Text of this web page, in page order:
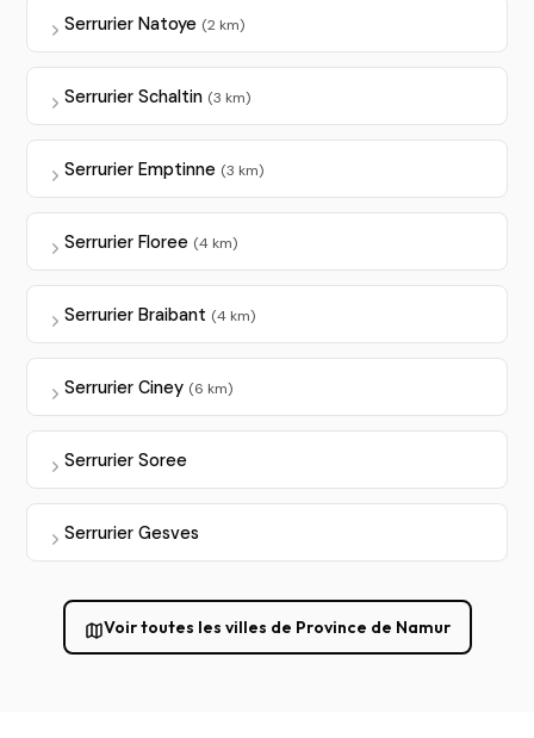
Serrurier Natoye (2 km)
Serrurier Schaltin (3 km)
Serrurier Emptinne (3 km)
Serrurier Floree (4 km)
Serrurier Braibant (4 km)
Serrurier Ciney (6 km)
Serrurier Soree
Serrurier Gesves
Voir toutes les villes de Province de Namur